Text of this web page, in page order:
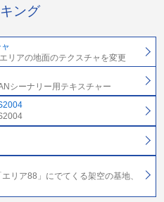
ング
リアの地面のテクスチャを変更
シーナリー用テキスチャー
リア88」にでてくる架空の基地、